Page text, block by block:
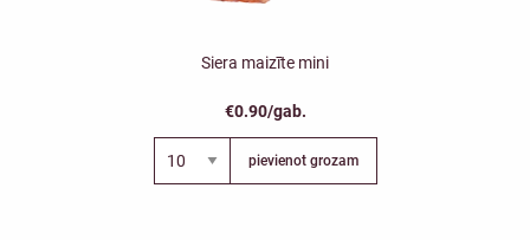
Siera maizīte mini
€0.90/gab.
pievienot grozam